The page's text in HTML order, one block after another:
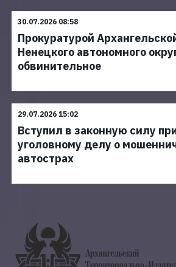
30.07.2026 08:58
Прокуратурой
Ненецкого автономного
обвинительное
29.07.2026 15:02
Вступил в законную силу
уголовному делу о
автострах